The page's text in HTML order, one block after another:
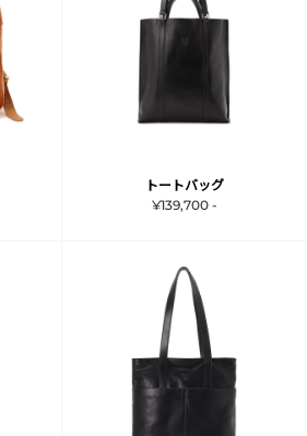
トートバッグ
¥139,700 -